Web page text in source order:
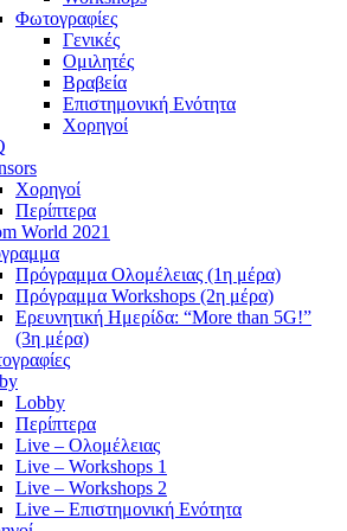
Φωτογραφίες
Γενικές
Ομιλητές
Βραβεία
Επιστημονική Ενότητα
Χορηγοί
Χορηγοί
Περίπτερα
World 2021
Πρόγραμμα Ολομέλειας (1η μέρα)
Πρόγραμμα Workshops (2η μέρα)
Ερευνητική Ημερίδα: “More than 5G!”
(3η μέρα)
Lobby
Περίπτερα
Live – Ολομέλειας
Live – Workshops 1
Live – Workshops 2
Live – Επιστημονική Ενότητα